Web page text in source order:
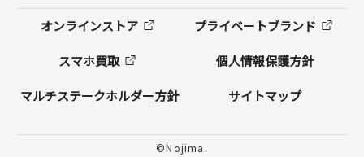
オンラインストア プライベートブランド
スマホ買取 個人情報保護方針
マルチステークホルダー方針 サイトマップ
©Nojima.